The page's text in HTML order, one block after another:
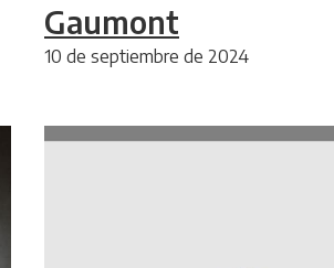
Gaumont
10 de septiembre de 2024